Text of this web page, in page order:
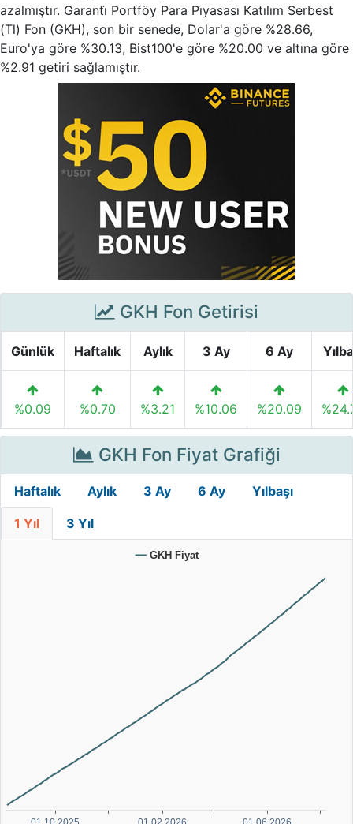
azalmıştır. Garanti̇ Portföy Para Pi̇yasası Katılım Serbest
(Tl) Fon (GKH), son bir senede, Dolar'a göre %28.66,
Euro'ya göre %30.13, Bist100'e göre %20.00 ve altına göre
%2.91 getiri sağlamıştır.
GKH Fon Getirisi
Günlük Haftalık Aylık 3 Ay 6 Ay
%0.09 %0.70 %3.21 %10.06 %20.09
GKH Fon Fiyat Grafiği
Haftalık Aylık 3 Ay 6 Ay Yılbaşı
1 Yıl 3 Yıl